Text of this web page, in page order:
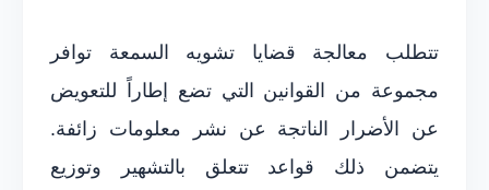
تتطلب معالجة قضايا تشويه السمعة توافر
مجموعة من القوانين التي تضع إطاراً للتعويض
عن الأضرار الناتجة عن نشر معلومات زائفة.
يتضمن ذلك قواعد تتعلق بالتشهير وتوزيع